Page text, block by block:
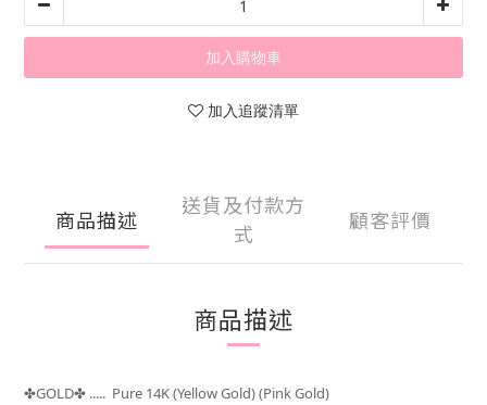
加入購物車
加入追蹤清單
商品描述
送貨及付款方
式
顧客評價
商品描述
✤GOLD✤ ..... Pure 14K (Yellow Gold) (Pink Gold)